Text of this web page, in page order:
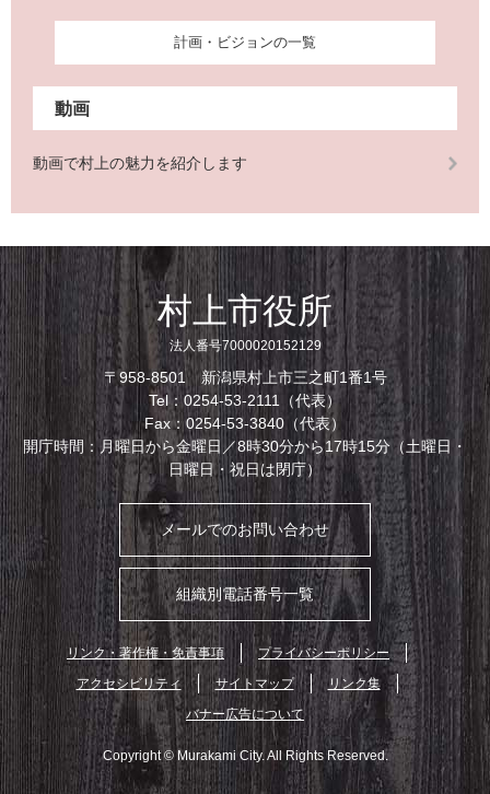
計画・ビジョンの一覧
動画
動画で村上の魅力を紹介します
村上市役所
法人番号7000020152129
〒958-8501 新潟県村上市三之町1番1号
Tel：0254-53-2111（代表）
Fax：0254-53-3840（代表）
開庁時間：月曜日から金曜日／8時30分から17時15分（土曜日・
日曜日・祝日は閉庁）
メールでのお問い合わせ
組織別電話番号一覧
リンク・著作権・免責事項
プライバシーポリシー
アクセシビリティ
サイトマップ
リンク集
バナー広告について
Copyright © Murakami City. All Rights Reserved.